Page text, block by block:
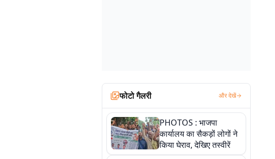
फोटो गैलरी और देखें
PHOTOS : भाजपा
कार्यालय का सैकड़ों लोगों ने
किया घेराव, देखिए तस्वीरें